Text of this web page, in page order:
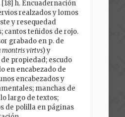
[18] h. Encuadernación
realzados y lomos
y resequedad
cantos teñidos de rojo.
grabado en p. de
virtvs) y
propiedad; escudo
en encabezado de
encabezados y
manchas de
largo de textos;
de polilla en páginas